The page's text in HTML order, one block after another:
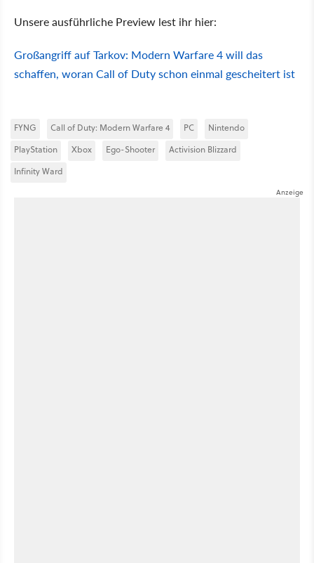
Unsere ausführliche Preview lest ihr hier:
Großangriff auf Tarkov: Modern Warfare 4 will das
schaffen, woran Call of Duty schon einmal gescheitert ist
FYNG Call of Duty: Modern Warfare 4 PC
Nintendo
PlayStation
Xbox Ego-Shooter
Activision Blizzard
Infinity Ward